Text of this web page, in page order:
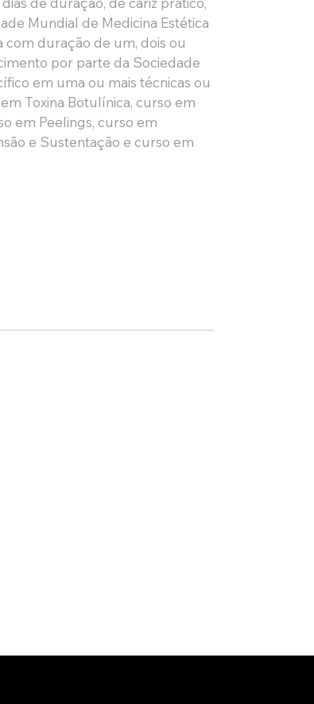
Mundial de Medicina Estética
com duração de um, dois ou
por parte da Sociedade
em uma ou mais técnicas ou
Toxina Botulínica, curso em
em Peelings, curso em
e Sustentação e curso em